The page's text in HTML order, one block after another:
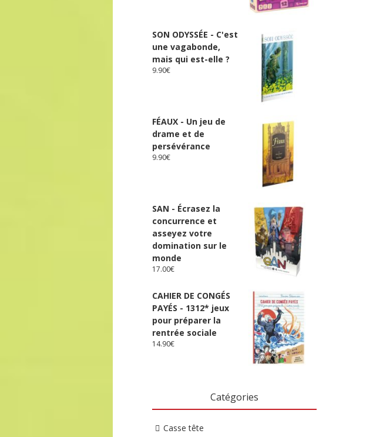
SON ODYSSÉE - C'est
une vagabonde,
mais qui est-elle ?
9.90€
FÉAUX - Un jeu de
drame et de
persévérance
9.90€
SAN - Écrasez la
concurrence et
asseyez votre
domination sur le
monde
17.00€
CAHIER DE CONGÉS
PAYÉS - 1312* jeux
pour préparer la
rentrée sociale
14.90€
Catégories
Casse tête